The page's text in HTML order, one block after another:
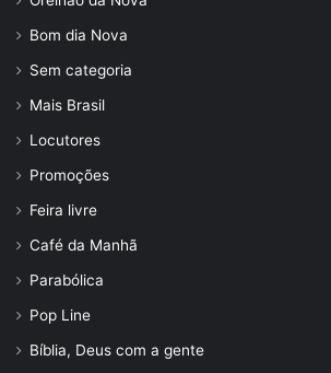
Bom dia Nova
Sem categoria
Mais Brasil
Locutores
Promoções
Feira livre
Café da Manhã
Parabólica
Pop Line
Bíblia, Deus com a gente